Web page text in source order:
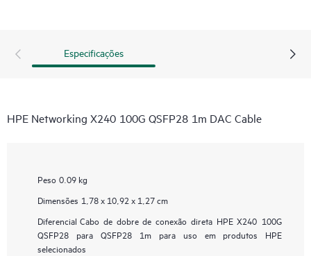
Especificações
HPE Networking X240 100G QSFP28 1m DAC Cable
Peso 0.09 kg
Dimensões 1,78 x 10,92 x 1,27 cm
Diferencial Cabo de dobre de conexão direta HPE X240 100G
QSFP28 para QSFP28 1m para uso em produtos HPE
selecionados